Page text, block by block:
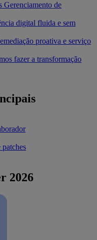
Gerenciamento de
digital fluida e sem
proativa e serviço
fazer a transformação
2026